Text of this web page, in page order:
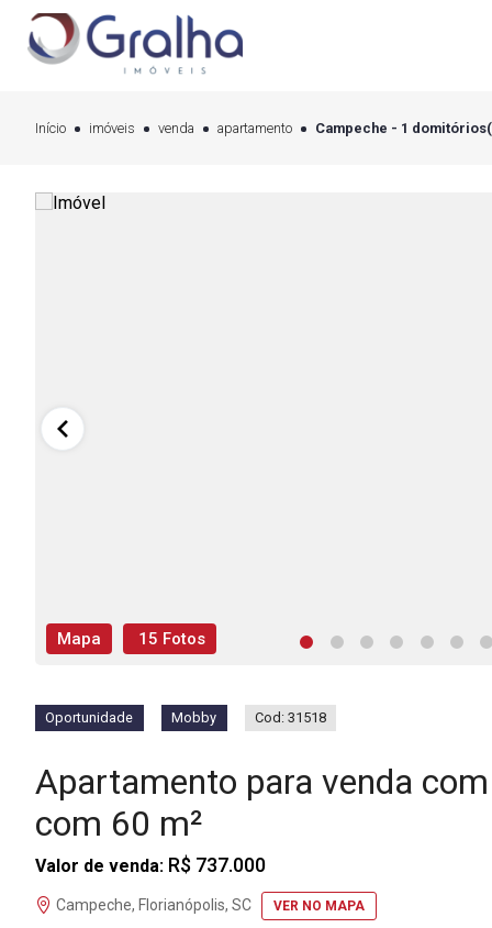
Início imóveis venda apartamento Campeche - 1
Mapa 15 Fotos
Oportunidade Mobby Cod: 31518
Apartamento para venda
com 60 m²
Valor de venda: R$ 737.000
Campeche, Florianópolis, SC VER NO MAPA